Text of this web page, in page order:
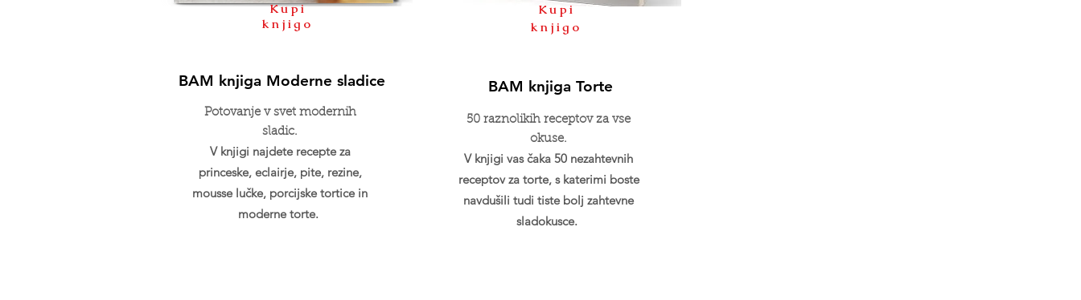
Kupi
knjigo
BAM knjiga Moderne sladice
Potovanje v svet modernih
sladic.
V knjigi najdete recepte za
princeske, eclairje, pite, rezine,
mousse lučke, porcijske tortice in
moderne torte.
Kupi
knjigo
BAM knjiga Torte
50 raznolikih receptov za vse
okuse.
V knjigi vas čaka 50 nezahtevnih
receptov za torte, s katerimi boste
navdušili tudi tiste bolj zahtevne
sladokusce.